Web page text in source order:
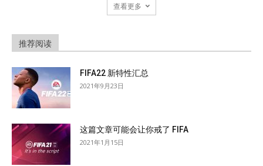
查看更多
推荐阅读
FIFA22 新特性汇总
2021年9月23日
这篇文章可能会让你戒了 FIFA
2021年1月15日